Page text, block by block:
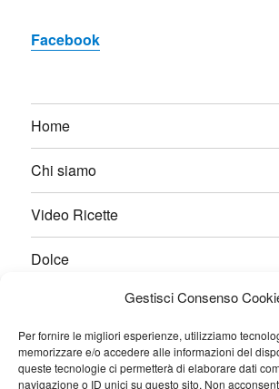
Gestisci Consenso
Per fornire le migliori esperienze, utilizziamo
memorizzare e/o accedere alle informazioni del
queste tecnologie ci permetterà di elaborare dati
navigazione o ID unici su questo sito. Non
Facebook
Home
Chi siamo
Video Ricette
Dolce
Pane e Lievitati